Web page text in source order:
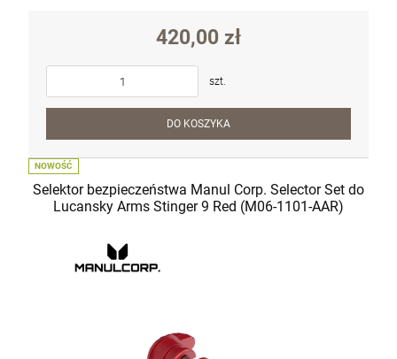
420,00 zł
szt.
DO KOSZYKA
Selektor bezpieczeństwa Manul Corp. Selector Set do
Lucansky Arms Stinger 9 Red (M06-1101-AAR)
NOWOŚĆ